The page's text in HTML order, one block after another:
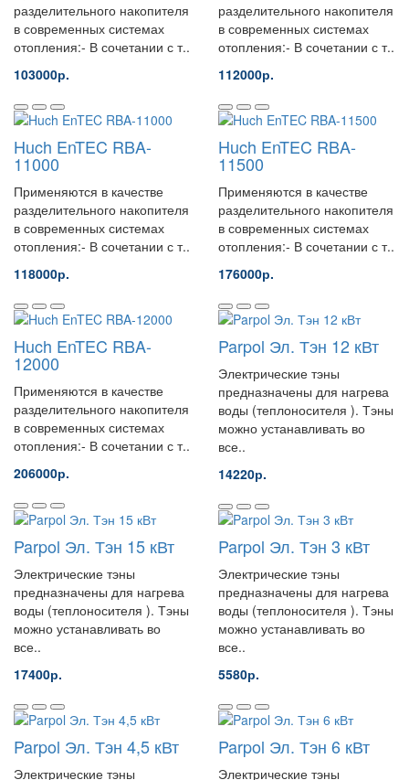
разделительного накопителя
в современных системах
отопления:- В сочетании с т..
103000р.
разделительного накопителя
в современных системах
отопления:- В сочетании с т..
112000р.
Huch EnTEC RBA-
11000
Применяются в качестве
разделительного накопителя
в современных системах
отопления:- В сочетании с т..
118000р.
Huch EnTEC RBA-
11500
Применяются в качестве
разделительного накопителя
в современных системах
отопления:- В сочетании с т..
176000р.
Huch EnTEC RBA-
12000
Применяются в качестве
разделительного накопителя
в современных системах
отопления:- В сочетании с т..
206000р.
Parpol Эл. Тэн 12 кВт
Электрические тэны
предназначены для нагрева
воды (теплоносителя ). Тэны
можно устанавливать во
все..
14220р.
Parpol Эл. Тэн 15 кВт
Электрические тэны
предназначены для нагрева
воды (теплоносителя ). Тэны
можно устанавливать во
все..
17400р.
Parpol Эл. Тэн 3 кВт
Электрические тэны
предназначены для нагрева
воды (теплоносителя ). Тэны
можно устанавливать во
все..
5580р.
Parpol Эл. Тэн 4,5 кВт
Электрические тэны
Parpol Эл. Тэн 6 кВт
Электрические тэны